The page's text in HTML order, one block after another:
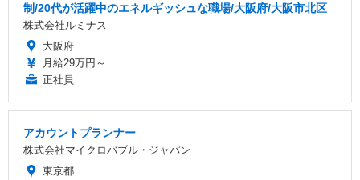
制/20代が活躍中のエネルギッシュな職場/大阪府/大阪市北区
株式会社ルミナス
大阪府
月給29万円～
正社員
アカウントプランナー
株式会社マイクロバブル・ジャパン
東京都